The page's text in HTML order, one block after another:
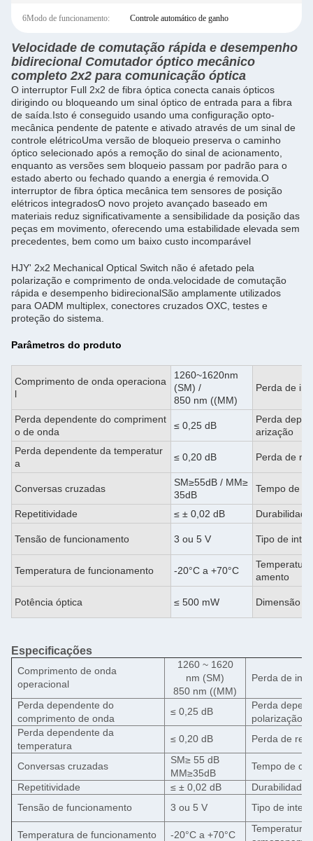
6Modo de funcionamento: Controle automático de ganho
Velocidade de comutação rápida e desempenho
bidirecional Comutador óptico mecânico
completo 2x2 para comunicação óptica
O interruptor Full 2x2 de fibra óptica conecta canais ópticos
dirigindo ou bloqueando um sinal óptico de entrada para a fibra
de saída.Isto é conseguido usando uma configuração opto-
mecânica pendente de patente e ativado através de um sinal de
controle elétricoUma versão de bloqueio preserva o caminho
óptico selecionado após a remoção do sinal de acionamento,
enquanto as versões sem bloqueio passam por padrão para o
estado aberto ou fechado quando a energia é removida.O
interruptor de fibra óptica mecânica tem sensores de posição
elétricos integradosO novo projeto avançado baseado em
materiais reduz significativamente a sensibilidade da posição das
peças em movimento, oferecendo uma estabilidade elevada sem
precedentes, bem como um baixo custo incomparável
HJY' 2x2 Mechanical Optical Switch não é afetado pela
polarização e comprimento de onda.velocidade de comutação
rápida e desempenho bidirecionalSão amplamente utilizados
para OADM multiplex, conectores cruzados OXC, testes e
proteção do sistema.
Parâmetros do produto
Comprimento de onda operaciona
l
1260~1620nm
(SM) /
850 nm ((MM)
Perda de
Perda dependente do compriment
o de onda
≤ 0,25 dB
Perda
arização
Perda dependente da temperatur
a
≤ 0,20 dB Perda de
Conversas cruzadas
SM≥55dB / MM≥
35dB
Tempo de
Repetitividade ≤ ± 0,02 dB Durabilidade
Tensão de funcionamento 3 ou 5 V Tipo de
Temperatura de funcionamento -20°C a +70°C
amento
Potência óptica ≤ 500 mW Dimensão
Especificações
Comprimento de onda
operacional
1260 ~ 1620
nm (SM)
850 nm ((MM)
Perda de
Perda dependente do
comprimento de onda
≤ 0,25 dB
Perda
polarização
Perda dependente da
temperatura
≤ 0,20 dB Perda de
Conversas cruzadas
SM≥ 55 dB
MM≥35dB
Tempo de
Repetitividade
≤ ± 0,02 dB
Durabilidade
Tensão de funcionamento
3 ou 5 V Tipo de
Temperatura de funcionamento -20°C a +70°C
Temperatura